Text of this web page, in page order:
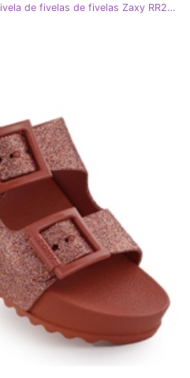
Flip de mulheres com fivela de fivela de fivelas de fivelas Zaxy RR285056 cremoso